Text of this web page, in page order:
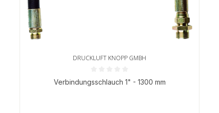
DRUCKLUFT KNOPP GMBH
Durchschnittliche Bewertung von 0 von 5 Sternen
Verbindungsschlauch 1" - 1300 mm